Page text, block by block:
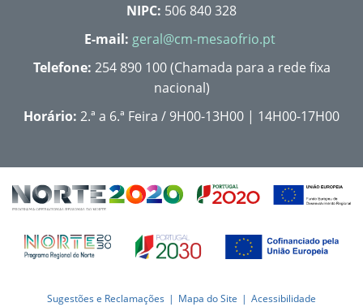
NIPC: 506 840 328
E-mail: geral@cm-mesaofrio.pt
Telefone: 254 890 100 (Chamada para a rede fixa
nacional)
Horário: 2.ª a 6.ª Feira / 9H00-13H00 | 14H00-17H00
Sugestões e Reclamações Mapa do Site Acessibilidade